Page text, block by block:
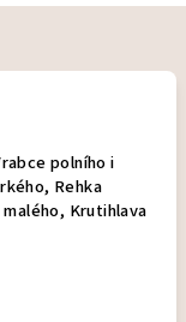
polního i
Rehka
Krutihlava